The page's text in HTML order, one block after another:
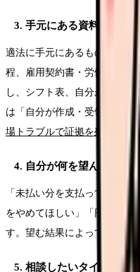
3. 手元にある資料を集める
適法に手元にあるものを集め
程、雇用契約書・労働条件通
し、シフト表、自分が当事者
は「自分が作成・受領できる
場トラブルで証拠を残す方法
4. 自分が何を望んでいる
「未払い分を支払ってほし
をやめてほしい」「円満に退
す。望む結果によって、向い
5. 相談したいタイミングを